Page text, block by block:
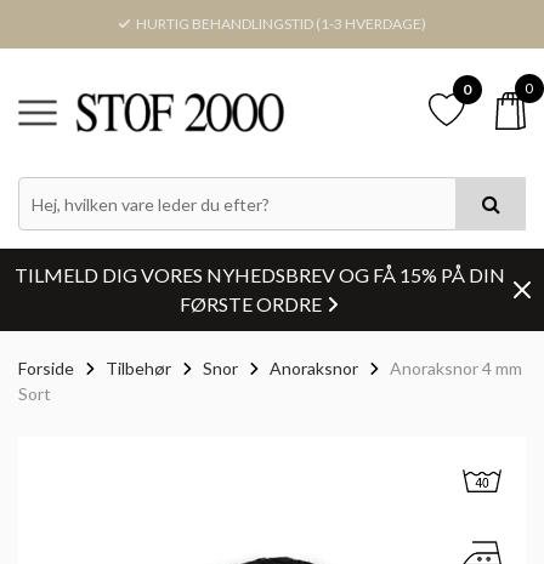
HURTIG BEHANDLINGSTID (1-3 HVERDAGE)
0 0
TILMELD DIG VORES NYHEDSBREV OG FÅ 15% PÅ DIN
FØRSTE ORDRE
Forside Tilbehør Snor Anoraksnor
Anoraksnor 4 mm
Sort